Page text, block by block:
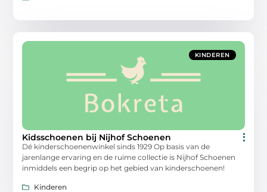
KINDEREN
Kidsschoenen bij Nijhof Schoenen
Dé kinderschoenenwinkel sinds 1929 Op basis van de
jarenlange ervaring en de ruime collectie is Nijhof Schoenen
inmiddels een begrip op het gebied van kinderschoenen!
Kinderen